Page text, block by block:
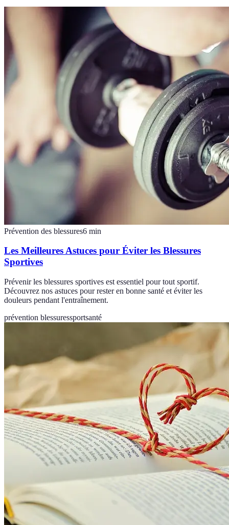
Prévention des blessures6 min
Les Meilleures Astuces pour Éviter les Blessures
Sportives
Prévenir les blessures sportives est essentiel pour tout sportif.
Découvrez nos astuces pour rester en bonne santé et éviter les
douleurs pendant l'entraînement.
prévention blessuressportsanté